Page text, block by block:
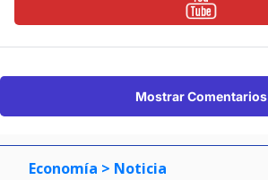
Mostrar Comentarios
Economía > Noticia